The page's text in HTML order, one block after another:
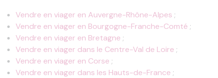
Vendre en viager en Auvergne-Rhône-Alpes ;
Vendre en viager en Bourgogne-Franche-Comté ;
Vendre en viager en Bretagne ;
Vendre en viager dans le Centre-Val de Loire ;
Vendre en viager en Corse ;
Vendre en viager dans les Hauts-de-France ;